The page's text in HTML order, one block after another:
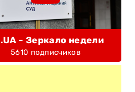
- Зеркало недели
5610 подписчиков